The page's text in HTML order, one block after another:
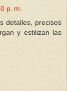
p. m.
detalles, precisos
y estilizan las